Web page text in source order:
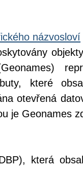
názvosloví
které
otevřená
je Geonames
která